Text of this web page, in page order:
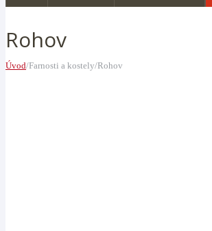
Rohov
Úvod/Farnosti a kostely/Rohov